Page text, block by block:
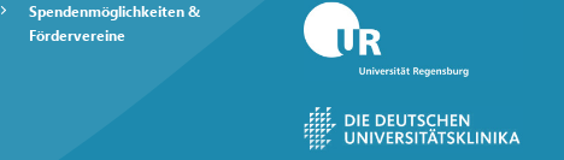
Spendenmöglichkeiten &
Fördervereine